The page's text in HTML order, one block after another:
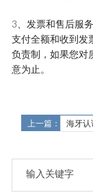
3、发票和售后服务
支付全额和收到发
负责制，如果您对
意为止。
上一篇： 海牙认